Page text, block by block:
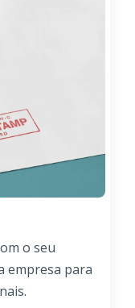
o seu
empresa para